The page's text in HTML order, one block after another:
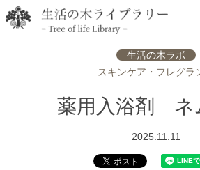
生活の木ラボ
スキンケア・フレグラ
薬用入浴剤 ネ
2025.11.11